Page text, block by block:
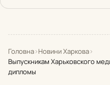
Головна›Новини Харкова›
Выпускникам Харьковского
дипломы